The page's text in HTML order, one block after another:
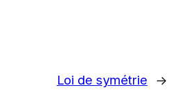
Loi de symétrie →